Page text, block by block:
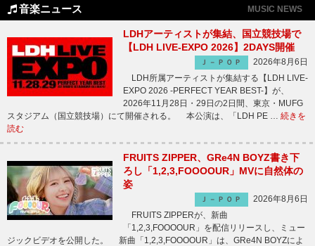
音楽ニュース MUSIC NEWS
LDHアーティストが集結、国立競技場で
【LDH LIVE-EXPO 2026】2DAYS開催
Ｊ－ＰＯＰ
2026年8月6日
LDH所属アーティストが集結する【LDH LIVE-
EXPO 2026 -PERFECT YEAR BEST-】が、
2026年11月28日・29日の2日間、東京・MUFG
スタジアム（国立競技場）にて開催される。 本公演は、「LDH PE … 続きを
読む
FRUITS ZIPPER、GRe4N BOYZ書き下
ろし「1,2,3,FOOOOUR」MVに自然体の
姿
Ｊ－ＰＯＰ
2026年8月6日
FRUITS ZIPPERが、新曲
「1,2,3,FOOOOUR」を配信リリースし、ミュー
ジックビデオを公開した。 新曲「1,2,3,FOOOOUR」は、GRe4N BOYZによ